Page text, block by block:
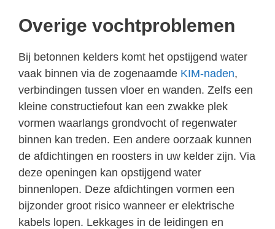
Overige vochtproblemen
Bij betonnen kelders komt het opstijgend water
vaak binnen via de zogenaamde KIM-naden,
verbindingen tussen vloer en wanden. Zelfs een
kleine constructiefout kan een zwakke plek
vormen waarlangs grondvocht of regenwater
binnen kan treden. Een andere oorzaak kunnen
de afdichtingen en roosters in uw kelder zijn. Via
deze openingen kan opstijgend water
binnenlopen. Deze afdichtingen vormen een
bijzonder groot risico wanneer er elektrische
kabels lopen. Lekkages in de leidingen en